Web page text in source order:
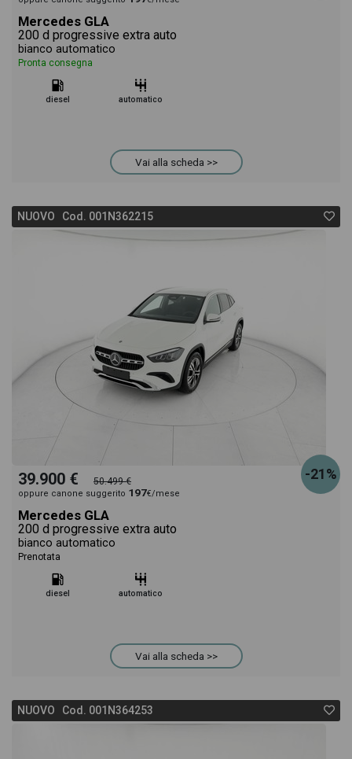
Mercedes GLA
200 d progressive extra auto
bianco automatico
Pronta consegna
diesel automatico
Vai alla scheda >>
NUOVO Cod. 001N362215
-21%
39.900 € 50.499 €
oppure canone suggerito 197€/mese
Mercedes GLA
200 d progressive extra auto
bianco automatico
Prenotata
diesel automatico
Vai alla scheda >>
NUOVO Cod. 001N364253